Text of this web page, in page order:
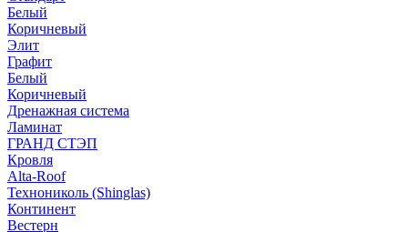
Белый
Коричневый
Элит
Графит
Белый
Коричневый
Дренажная система
Ламинат
ГРАНД СТЭП
Кровля
Alta-Roof
Технониколь (Shinglas)
Континент
Вестерн